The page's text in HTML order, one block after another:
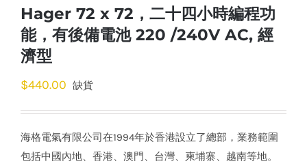
Hager 72 x 72，二十四小時編程功
能，有後備電池 220 /240V AC, 經
濟型
$440.00 缺貨
海格電氣有限公司在1994年於香港設立了總部，業務範圍
包括中國內地、香港、澳門、台灣、柬埔寨、越南等地。